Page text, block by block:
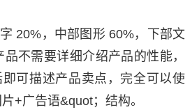
20%，中部图形 60%，下部文
不需要详细介绍产品的性能，
可描述产品卖点，完全可以使
+广告语&quot；结构。